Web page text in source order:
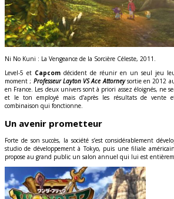
Ni No Kuni : La Vengeance de la Sorcière Céleste, 2011.
Level-5 et Capcom décident de réunir en un seul jeu
moment ; Professeur Layton VS Ace Attorneysortie en 2012
en France. Les deux univers sont à priori assez éloignés, ne
et le ton employé mais d’après les résultats de vente
combinaison qui fonctionne.
Un avenir prometteur
Forte de son succès, la société s’est considérablement
studio de développement à Tokyo, puis une filiale
propose au grand public un salon annuel qui lui est